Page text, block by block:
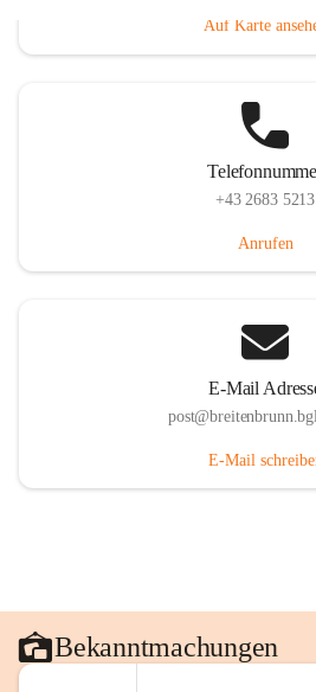
Auf Karte
+43 2683 5213
Anrufen
E-Mail
E-Mail
Bekanntmachungen